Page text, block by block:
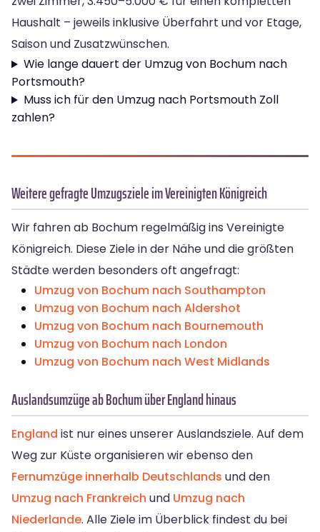
Haushalt – jeweils inklusive Überfahrt und vor Etage,
Saison und Zusatzwünschen.
Wie lange dauert der Umzug von Bochum nach
Portsmouth?
Muss ich für den Umzug nach Portsmouth Zoll
zahlen?
Weitere gefragte Umzugsziele im Vereinigten Königreich
Wir fahren ab Bochum regelmäßig ins Vereinigte
Königreich. Diese Ziele in der Nähe und die größten
Städte werden besonders oft angefragt:
Umzug von Bochum nach Southampton
Umzug von Bochum nach Aldershot
Umzug von Bochum nach Bournemouth
Umzug von Bochum nach London
Umzug von Bochum nach West Midlands
Auslandsumzüge ab Bochum über England hinaus
England ist nur eines unserer Auslandsziele. Auf dem
Weg zur Küste organisieren wir ebenso den
Fernumzüge innerhalb Deutschlands und den
Umzug nach Frankreich und Umzug nach
Niederlande. Alle Ziele im Überblick findest du bei